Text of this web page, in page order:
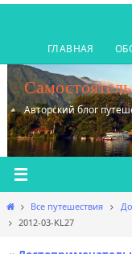
содержимому
ГЛАВНАЯ
Авторский блог
Главная
Все путешествия
2012-03-KL27